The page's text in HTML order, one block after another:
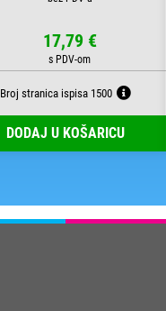
17,79 €
Broj stranica ispisa 1500
DODAJ U KOŠARICU